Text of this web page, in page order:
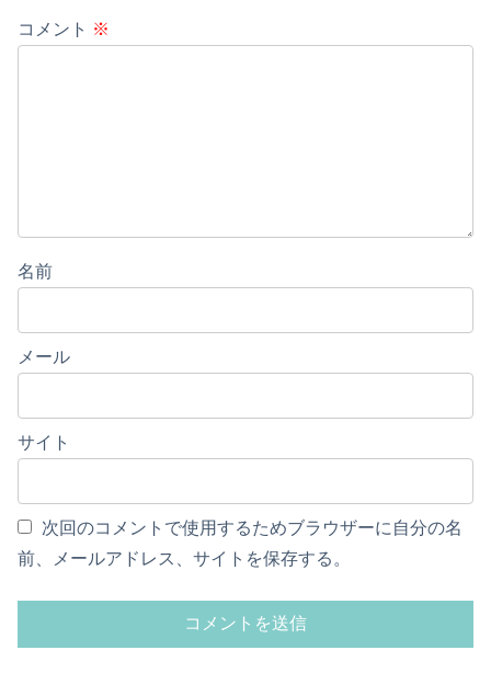
コメント ※
名前
メール
サイト
次回のコメントで使用するためブラウザーに自分の名
前、メールアドレス、サイトを保存する。